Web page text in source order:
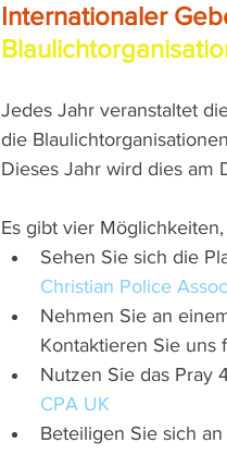
Internationaler
Jedes Jahr veranstaltet
die Blaulichtorganisationen
Dieses Jahr wird dies am
Es gibt vier
Sehen Sie sich die
Christian Police
Nehmen Sie an
Kontaktieren Sie uns
Nutzen Sie das Pray
CPA UK
Beteiligen Sie sich